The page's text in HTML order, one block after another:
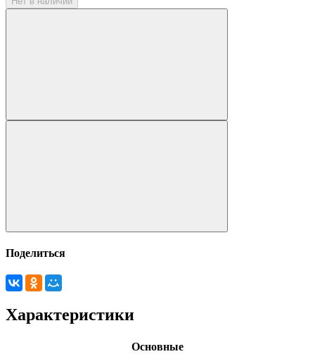
Поделиться
Характеристики
Основные